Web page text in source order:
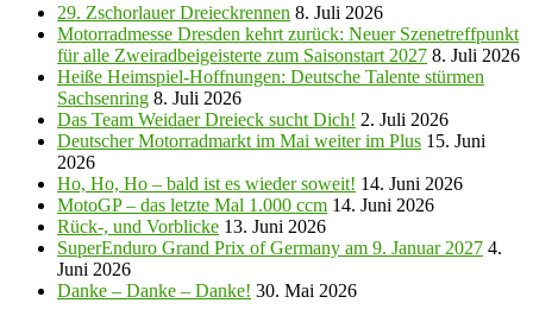
29. Zschorlauer Dreieckrennen 8. Juli 2026
Motorradmesse Dresden kehrt zurück: Neuer Szenetreffpunkt
für alle Zweiradbeigeisterte zum Saisonstart 2027 8. Juli 2026
Heiße Heimspiel-Hoffnungen: Deutsche Talente stürmen
Sachsenring 8. Juli 2026
Das Team Weidaer Dreieck sucht Dich! 2. Juli 2026
Deutscher Motorradmarkt im Mai weiter im Plus 15. Juni
2026
Ho, Ho, Ho – bald ist es wieder soweit! 14. Juni 2026
MotoGP – das letzte Mal 1.000 ccm 14. Juni 2026
Rück-, und Vorblicke 13. Juni 2026
SuperEnduro Grand Prix of Germany am 9. Januar 2027 4.
Juni 2026
Danke – Danke – Danke! 30. Mai 2026